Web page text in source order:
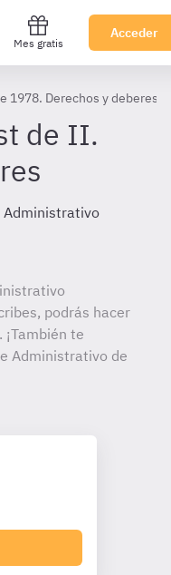
Mes gratis
Acceder
1978. Derechos y deberes
de II.
Administrativo
podrás hacer
te
Administrativo de